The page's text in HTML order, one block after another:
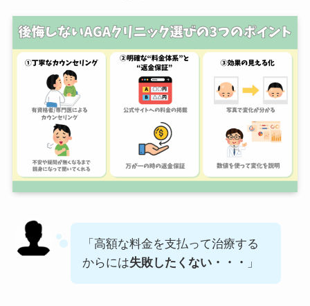
「高額な料金を支払って治療する
からには失敗したくない・・・ 」